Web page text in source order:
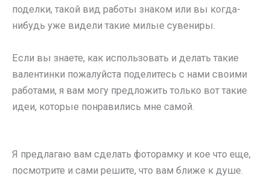
поделки, такой вид работы знаком или вы когда-
нибудь уже видели такие милые сувениры.
Если вы знаете, как использовать и делать такие
валентинки пожалуйста поделитесь с нами своими
работами, я вам могу предложить только вот такие
идеи, которые понравились мне самой.
Я предлагаю вам сделать фоторамку и кое что еще,
посмотрите и сами решите, что вам ближе к душе.